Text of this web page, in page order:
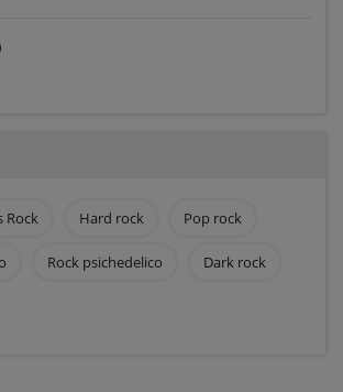
Rock Hard rock Pop rock
Rock psichedelico Dark rock